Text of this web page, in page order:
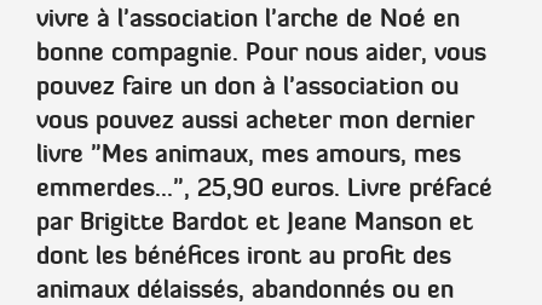
vivre à l'association l'arche de Noé en
bonne compagnie. Pour nous aider, vous
pouvez faire un don à l'association ou
vous pouvez aussi acheter mon dernier
livre "Mes animaux, mes amours, mes
emmerdes...", 25,90 euros. Livre préfacé
par Brigitte Bardot et Jeane Manson et
dont les bénéfices iront au profit des
animaux délaissés, abandonnés ou en